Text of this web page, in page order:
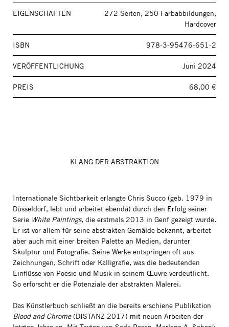
EIGENSCHAFTEN
272 Seiten, 250 Farbabbildungen,
Hardcover
ISBN 978-3-95476-651-2
VERÖFFENTLICHUNG Juni 2024
PREIS 68,00 €
KLANG DER ABSTRAKTION
Internationale Sichtbarkeit erlangte Chris Succo (geb. 1979 in
Düsseldorf, lebt und arbeitet ebenda) durch den Erfolg seiner
Serie White Paintings, die erstmals 2013 in Genf gezeigt wurde.
Er ist vor allem für seine abstrakten Gemälde bekannt, arbeitet
aber auch mit einer breiten Palette an Medien, darunter
Skulptur und Fotografie. Seine Werke entspringen oft aus
Zeichnungen, Schrift oder Kalligrafie, was die bedeutenden
Einflüsse von Poesie und Musik in seinem Œuvre verdeutlicht.
So erforscht er die Potenziale der abstrakten Malerei.
Das Künstlerbuch schließt an die bereits erschiene Publikation
Blood and Chrome (DISTANZ 2017) mit neuen Arbeiten der